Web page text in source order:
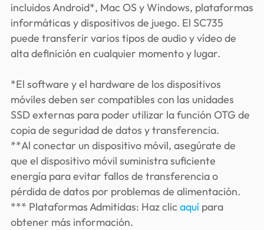
incluidos Android*, Mac OS y Windows, plataformas
informáticas y dispositivos de juego. El SC735
puede transferir varios tipos de audio y vídeo de
alta definición en cualquier momento y lugar.
*El software y el hardware de los dispositivos
móviles deben ser compatibles con las unidades
SSD externas para poder utilizar la función OTG de
copia de seguridad de datos y transferencia.
**Al conectar un dispositivo móvil, asegúrate de
que el dispositivo móvil suministra suficiente
energía para evitar fallos de transferencia o
pérdida de datos por problemas de alimentación.
*** Plataformas Admitidas: Haz clic aquípara
obtener más información.